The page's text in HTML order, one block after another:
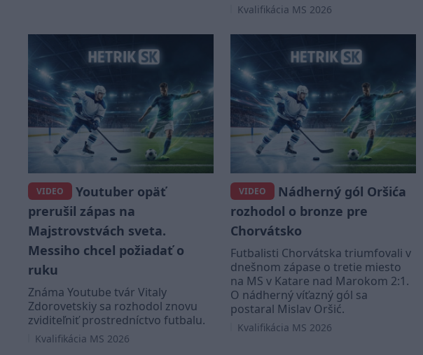
Kvalifikácia MS 2026
VIDEO
Youtuber opäť
prerušil zápas na
Majstrovstvách sveta.
Messiho chcel požiadať o
ruku
Známa Youtube tvár Vitaly
Zdorovetskiy sa rozhodol znovu
zviditeľniť prostredníctvo futbalu.
Kvalifikácia MS 2026
VIDEO
Nádherný gól Oršića
rozhodol o bronze pre
Chorvátsko
Futbalisti Chorvátska triumfovali v
dnešnom zápase o tretie miesto
na MS v Katare nad Marokom 2:1.
O nádherný víťazný gól sa
postaral Mislav Oršić.
Kvalifikácia MS 2026